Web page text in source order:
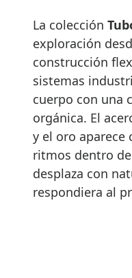
La colección
exploración
construcción
sistemas
cuerpo con una
orgánica. El
y el oro aparece
ritmos dentro
desplaza con
respondiera al